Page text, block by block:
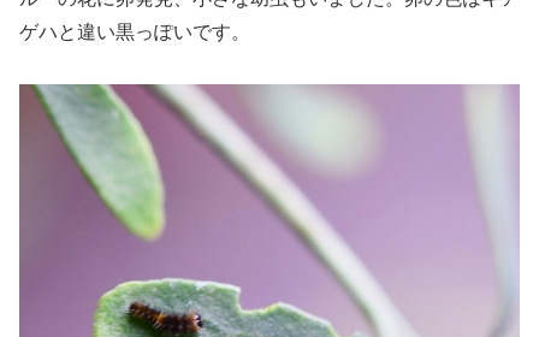
ゲハと違い黒っぽいです。